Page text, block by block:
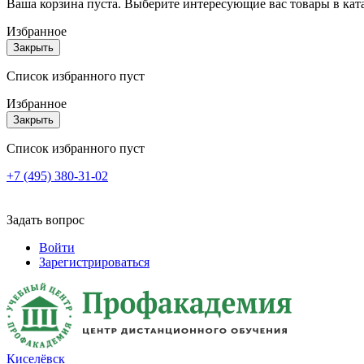
Ваша корзина пуста. Выберите интересующие вас товары в
Избранное
Закрыть
Список избранного пуст
Избранное
Закрыть
Список избранного пуст
+7 (495) 380-31-02
Задать вопрос
Войти
Зарегистрироваться
Киселёвск